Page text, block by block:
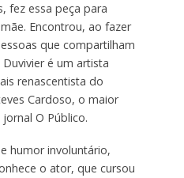
fez essa peça para
Encontrou, ao fazer
que compartilham
é um artista
renascentista do
Cardoso, o maior
O Público.
humor involuntário,
o ator, que cursou